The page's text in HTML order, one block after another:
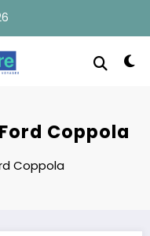
Coppola
Coppola